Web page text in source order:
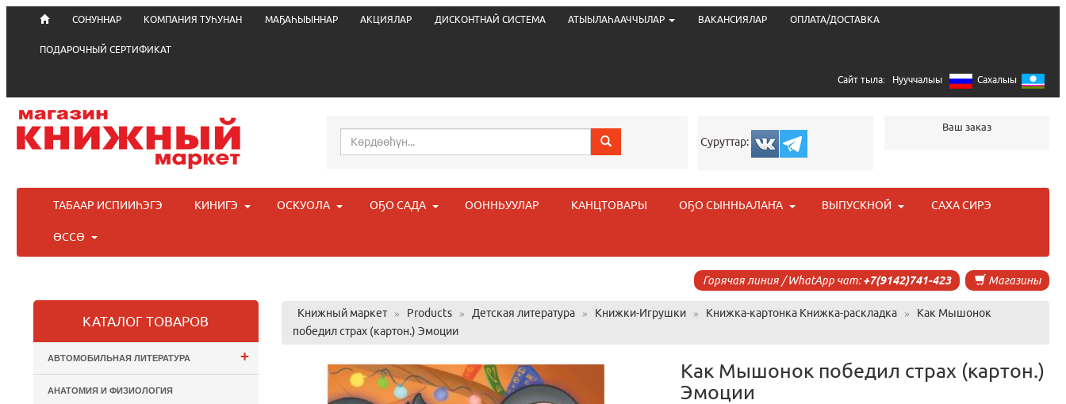
СОНУННАР КОМПАНИЯ ТУҺУНАН МАҔАҺЫЫННАР АКЦИЯЛАР ДИСКОНТНАЙ СИСТЕМА АТЫЫЛАҺААЧЧЫЛАР ВАКАНСИЯЛАР ОПЛАТА/ДОСТАВКА
ПОДАРОЧНЫЙ СЕРТИФИКАТ
Сайт тыла: Нууччалыы Сахалыы
Суруттар:
Ваш заказ
ТАБААР ИСПИИҺЭГЭ КИНИГЭ ОСКУОЛА ОҔО САДА ООННЬУУЛАР КАНЦТОВАРЫ ОҔО СЫННЬАЛАҤА ВЫПУСКНОЙ САХА СИРЭ
ӨССӨ
Магазины
Горячая линия / WhatApp чат:+7(9142)741-423
Книжный маркет » Products » Детская литература » Книжки-Игрушки » Книжка-картонка Книжка-раскладка »
Как Мышонок
победил страх (картон.) Эмоции
Как Мышонок победил страх (картон.)
Эмоции
КАТАЛОГ ТОВАРОВ
+
АВТОМОБИЛЬНАЯ ЛИТЕРАТУРА
АНАТОМИЯ И ФИЗИОЛОГИЯ